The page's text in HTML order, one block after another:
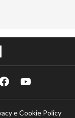
e Cookie Policy